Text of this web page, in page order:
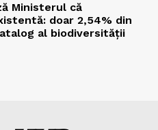
Ministerul că
doar 2,54% din
al biodiversității